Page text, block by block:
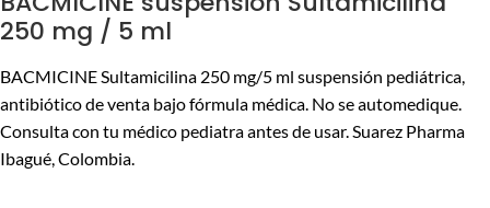
250 mg / 5 ml
BACMICINE Sultamicilina 250 mg/5 ml suspensión pediátrica,
antibiótico de venta bajo fórmula médica. No se automedique.
Consulta con tu médico pediatra antes de usar. Suarez Pharma
Ibagué, Colombia.